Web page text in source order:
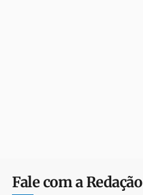
Fale com a Redação